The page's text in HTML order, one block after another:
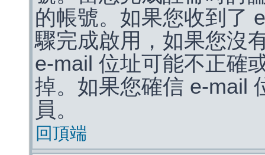
的帳號。如果您收到了
驟完成啟用，如果您沒
e-mail 位址可能不正確
掉。如果您確信 e-mail
員。
回頂端